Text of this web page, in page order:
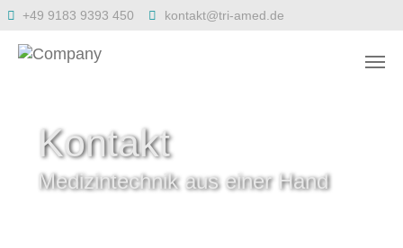
Zum Hauptinhalt springen
+49 9183 9393 450 kontakt@tri-amed.de
Kontakt
Medizintechnik aus einer Hand